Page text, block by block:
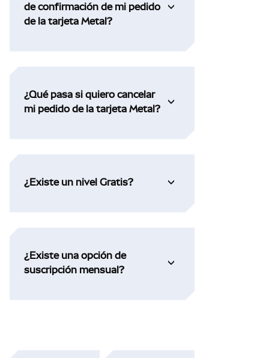
de confirmación de mi pedido
de la tarjeta Metal?
¿Qué pasa si quiero cancelar
mi pedido de la tarjeta Metal?
¿Existe un nivel Gratis?
¿Existe una opción de
suscripción mensual?